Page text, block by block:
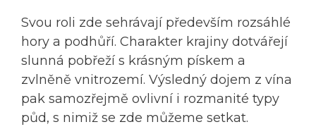
Svou roli zde sehrávají především rozsáhlé
hory a podhůří. Charakter krajiny dotvářejí
slunná pobřeží s krásným pískem a
zvlněně vnitrozemí. Výsledný dojem z vína
pak samozřejmě ovlivní i rozmanité typy
půd, s nimiž se zde můžeme setkat.